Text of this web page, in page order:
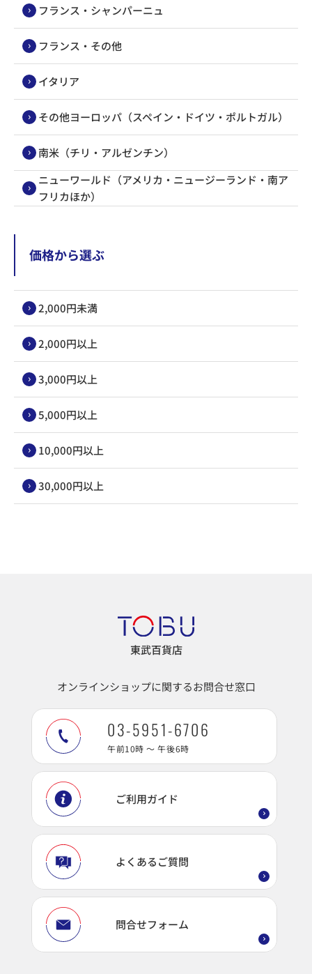
フランス・シャンパーニュ
フランス・その他
イタリア
その他ヨーロッパ（スペイン・ドイツ・ポルトガル）
南米（チリ・アルゼンチン）
ニューワールド（アメリカ・ニュージーランド・南ア
フリカほか）
価格から選ぶ
2,000円未満
2,000円以上
3,000円以上
5,000円以上
10,000円以上
30,000円以上
東武百貨店
オンラインショップに関するお問合せ窓口
03-5951-6706
午前10時 ～ 午後6時
ご利用ガイド
よくあるご質問
問合せフォーム